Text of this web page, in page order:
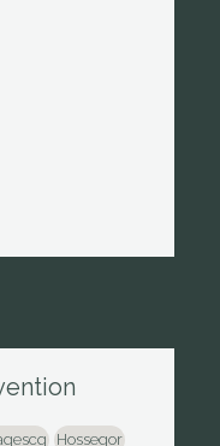
Hossegor